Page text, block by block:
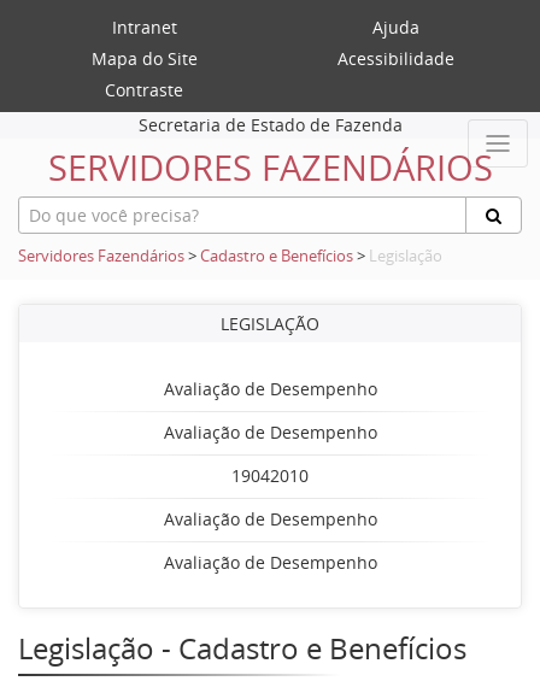
Intranet
Ajuda
Mapa do Site
Acessibilidade
Contraste
Secretaria de Estado de Fazenda
SERVIDORES FAZENDÁRIOS
Servidores Fazendários>Cadastro e Benefícios> Legislação
LEGISLAÇÃO
Avaliação de Desempenho
Avaliação de Desempenho
19042010
Avaliação de Desempenho
Avaliação de Desempenho
Legislação - Cadastro e Benefícios